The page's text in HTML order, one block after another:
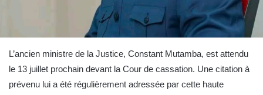
L’ancien ministre de la Justice, Constant Mutamba, est attendu
le 13 juillet prochain devant la Cour de cassation. Une citation à
prévenu lui a été régulièrement adressée par cette haute